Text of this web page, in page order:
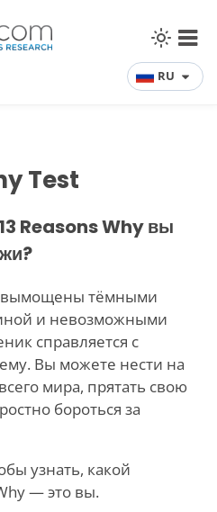
RU
Test
Reasons Why вы
вымощены тёмными
и невозможными
справляется с
Вы можете нести на
мира, прятать свою
бороться за
узнать, какой
— это вы.